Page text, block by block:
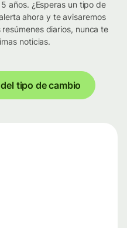
años. ¿Esperas un tipo de
ahora y te avisaremos
diarios, nunca te
noticias.
tipo de cambio